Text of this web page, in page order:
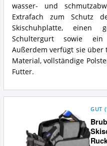
wasser- und
Extrafach zum Schutz
Skischuhplatte, einen
Schultergurt sowie ein
Außerdem verfügt sie über
Material, vollständige
Futter.
GUT (